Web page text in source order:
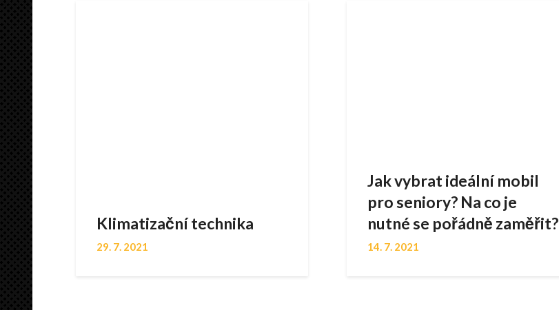
Klimatizační technika
29. 7. 2021
Jak vybrat ideální mobil
pro seniory? Na co je
nutné se pořádně zaměřit?
14. 7. 2021